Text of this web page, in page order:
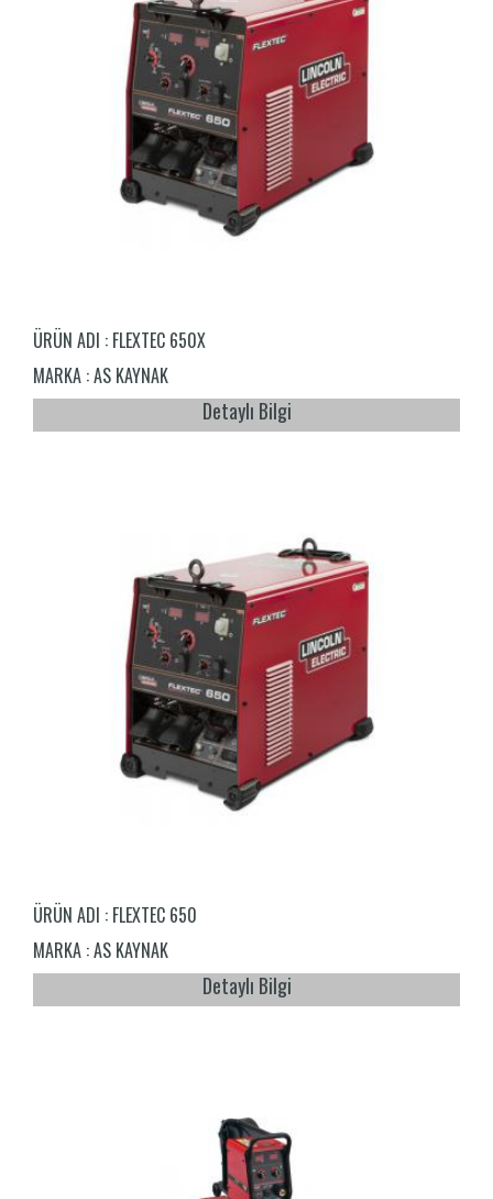
ÜRÜN ADI : FLEXTEC 650X
MARKA :AS KAYNAK
Detaylı Bilgi
ÜRÜN ADI : FLEXTEC 650
MARKA :AS KAYNAK
Detaylı Bilgi